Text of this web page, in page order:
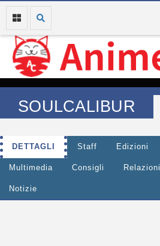
SOULCALIBUR
DETTAGLI Staff Edizioni
Multimedia Consigli Relazioni
Notizie